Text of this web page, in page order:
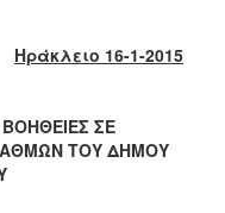
Ηράκλειο 16-1-2015
ΣΕ
ΤΟΥ ΔΗΜΟΥ